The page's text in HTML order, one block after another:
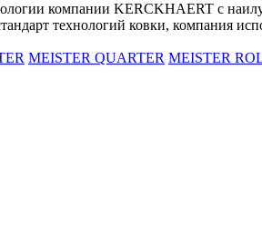
компании KERCKHAERT с
технологий ковки, компания
MEISTER QUARTER MEISTER